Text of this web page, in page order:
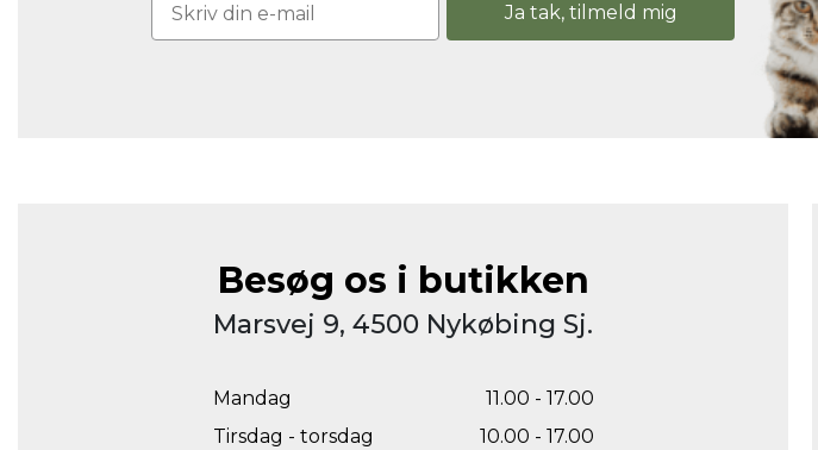
Ja tak, tilmeld mig
Besøg os i butikken
Marsvej 9, 4500 Nykøbing Sj.
Mandag
11.00 - 17.00
Tirsdag - torsdag
10.00 - 17.00